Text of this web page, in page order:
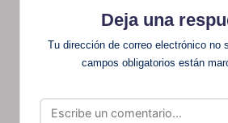
Deja una
Tu dirección de correo electrónico no
campos obligatorios están